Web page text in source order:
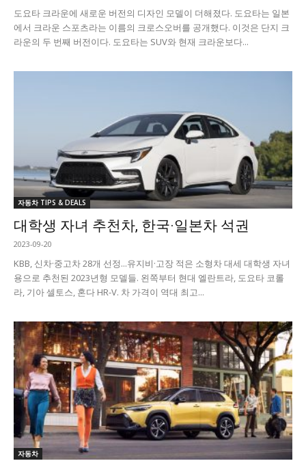
도요타 크라운에 새로운 버전의 디자인 모델이 더해졌다. 도요타는 일본
에서 크라운 스포츠라는 이름의 크로스오버를 공개했다. 이것은 단지 크
라운의 두 번째 버전이다. 도요타는 SUV와 현재 크라운보다...
자동차 TIPS & DEALS
대학생 자녀 추천차, 한국·일본차 석권
2023-09-20
KBB, 신차·중고차 28개 선정...유지비·고장 적은 소형차 대세 대학생 자녀
용으로 추천된 2023년형 모델들. 왼쪽부터 현대 엘란트라, 도요타 코롤
라, 기아 셀토스, 혼다 HR-V. 차 가격이 역대 최고...
자동차